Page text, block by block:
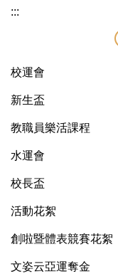
:::
校運會
新生盃
教職員樂活課程
水運會
校長盃
活動花絮
創啦暨體表競賽花絮
文姿云亞運奪金